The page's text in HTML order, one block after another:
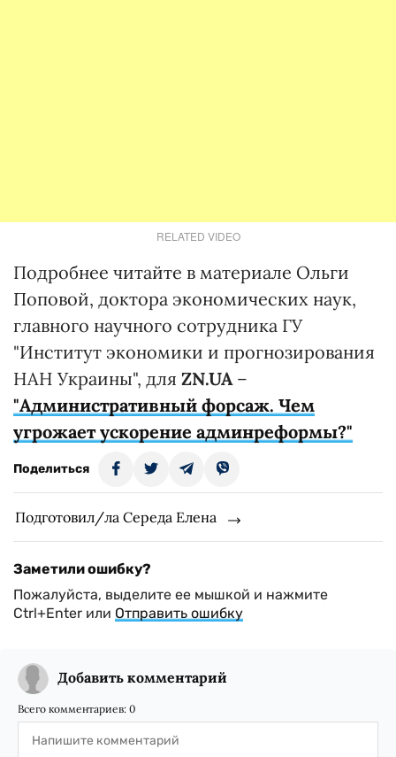
RELATED VIDEO
Подробнее читайте в материале Ольги
Поповой, доктора экономических наук,
главного научного сотрудника ГУ
"Институт экономики и прогнозирования
НАН Украины", для ZN.UA–
"Административный форсаж. Чем
угрожает ускорение админреформы?"
Поделиться
Подготовил/ла Середа Елена
Заметили ошибку?
Пожалуйста, выделите ее мышкой и нажмите
Ctrl+Enter или Отправить ошибку
Добавить комментарий
Всего комментариев: 0